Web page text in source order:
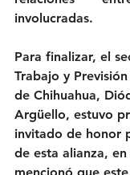
involucradas.
Para finalizar, el
Trabajo y
de Chihuahua,
Argüello, estuvo
invitado de honor
de esta alianza, en